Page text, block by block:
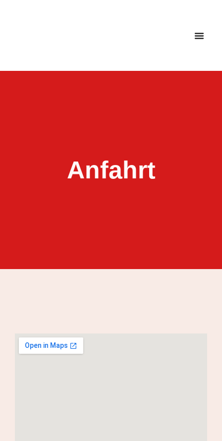
Anfahrt